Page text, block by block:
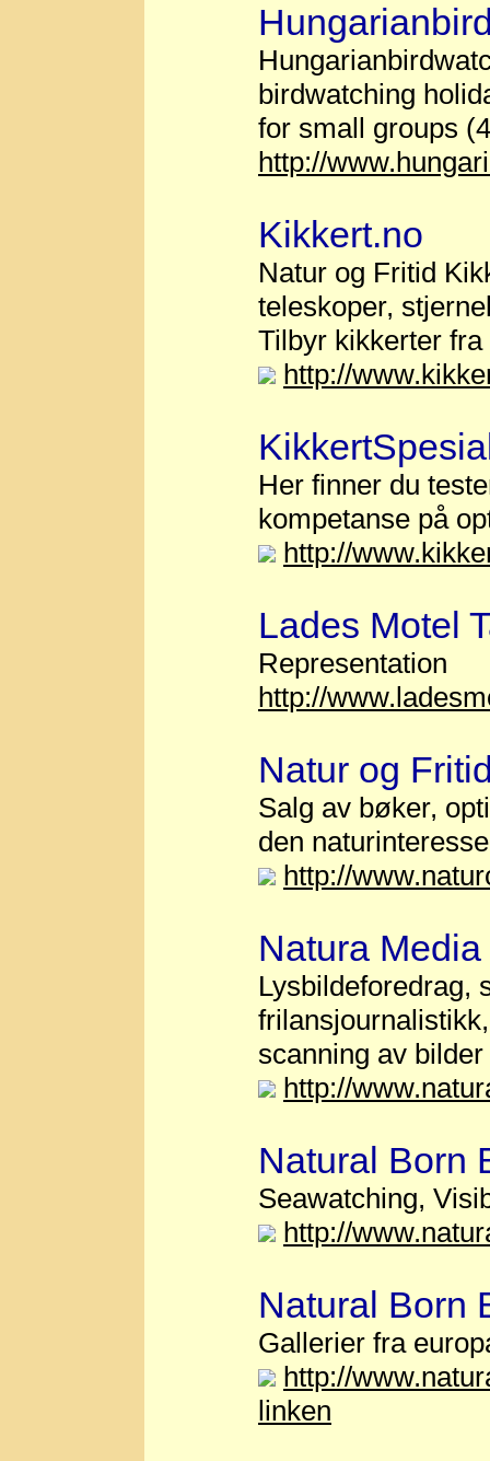
birdwatching
for small groups
http://
Kikkert.no
Natur og Fritid
teleskoper,
Tilbyr kikkerter
http://
Her finner du
kompetanse på
http://
Lades Motel
Representation
http://
Natur og
Salg av bøker,
den
http://
Natura Media
Lysbildeforedrag,
scanning av bilder
http://
Natural Born
Seawatching,
http://
Natural Born
Gallerier fra
http://
linken